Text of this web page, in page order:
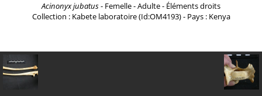
Acinonyx jubatus- Femelle - Adulte - Éléments droits
Collection : Kabete laboratoire (Id:OM4193) - Pays : Kenya